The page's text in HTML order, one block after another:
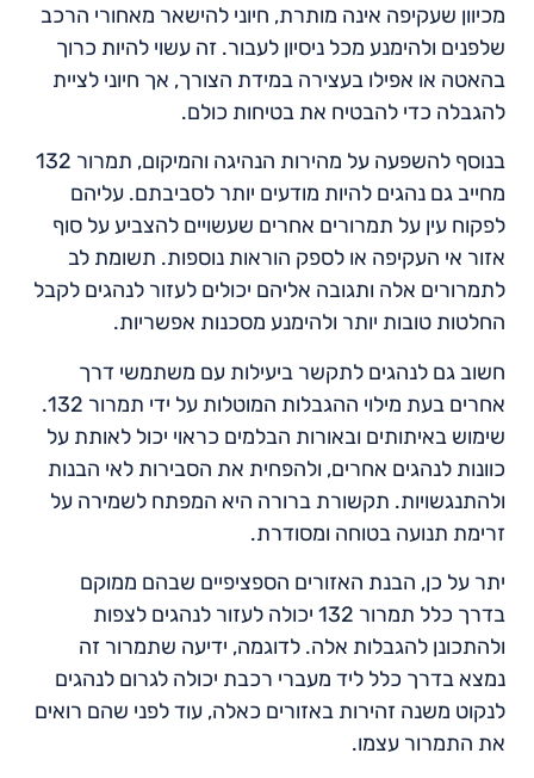
מכיוון שעקיפה אינה מותרת, חיוני להישאר מאחורי הרכב
שלפנים ולהימנע מכל ניסיון לעבור. זה עשוי להיות כרוך
בהאטה או אפילו בעצירה במידת הצורך, אך חיוני לציית
להגבלה כדי להבטיח את בטיחות כולם.
בנוסף להשפעה על מהירות הנהיגה והמיקום, תמרור 132
מחייב גם נהגים להיות מודעים יותר לסביבתם. עליהם
לפקוח עין על תמרורים אחרים שעשויים להצביע על סוף
אזור אי העקיפה או לספק הוראות נוספות. תשומת לב
לתמרורים אלה ותגובה אליהם יכולים לעזור לנהגים לקבל
החלטות טובות יותר ולהימנע מסכנות אפשריות.
חשוב גם לנהגים לתקשר ביעילות עם משתמשי דרך
אחרים בעת מילוי ההגבלות המוטלות על ידי תמרור 132.
שימוש באיתותים ובאורות הבלמים כראוי יכול לאותת על
כוונות לנהגים אחרים, ולהפחית את הסבירות לאי הבנות
ולהתנגשויות. תקשורת ברורה היא המפתח לשמירה על
זרימת תנועה בטוחה ומסודרת.
יתר על כן, הבנת האזורים הספציפיים שבהם ממוקם
בדרך כלל תמרור 132 יכולה לעזור לנהגים לצפות
ולהתכונן להגבלות אלה. לדוגמה, ידיעה שתמרור זה
נמצא בדרך כלל ליד מעברי רכבת יכולה לגרום לנהגים
לנקוט משנה זהירות באזורים כאלה, עוד לפני שהם רואים
את התמרור עצמו.